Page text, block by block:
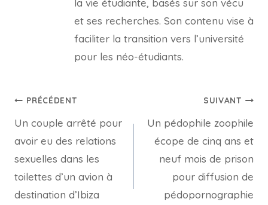
et ses recherches. Son contenu vise à
faciliter la transition vers l’université
pour les néo-étudiants.
Navigation
de
l’article
PRÉCÉDENT
Un couple arrêté pour
avoir eu des relations
sexuelles dans les
toilettes d’un avion à
destination d’Ibiza
SUIVANT
Un pédophile zoophile
écope de cinq ans et
neuf mois de prison
pour diffusion de
pédopornographie